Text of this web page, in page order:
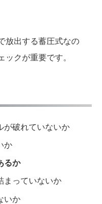
放出する蓄圧式なの
ックが重要です。
が破れていないか
か
るか
まっていないか
いか